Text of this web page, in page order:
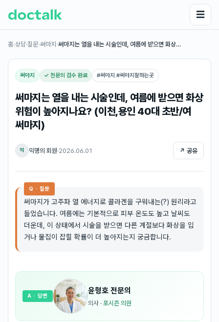
☰
홈›상담·질문›써마지 ›써마지는 열을 내는 시술인데, 여름에 받으면 화상…
써마지 ✓ 전문의 검수 완료 #써마지 #써마지잘하는곳
써마지는 열을 내는 시술인데, 여름에 받으면 화상
위험이 높아지나요? (이천,용인 40대 초반/여
써마지)
익 익명의 회원·2026.06.01 ↗ 공유
Q · 질문
써마지가 고주파 열 에너지로 콜라겐을 구워내는(?) 원리라고
들었습니다. 여름에는 기본적으로 피부 온도도 높고 날씨도
더운데, 이 상태에서 시술을 받으면 다른 계절보다 화상을 입
거나 물집이 잡힐 확률이 더 높아지는지 궁금합니다.
윤형호 전문의
의사 · 포시즌 의원
A · 답변